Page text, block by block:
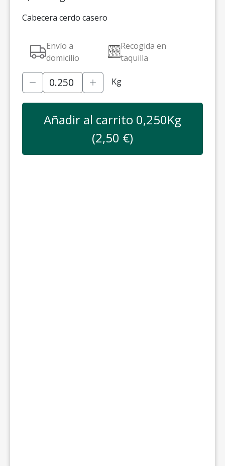
Cabecera cerdo casero
Envío a
domicilio
Recogida en
taquilla
Kg
Añadir al carrito 0,250Kg
(2,50 €)